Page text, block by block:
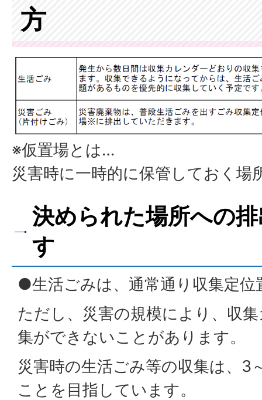
方
※仮置場とは…
災害時に一時的に保管しておく場
決められた場所への
す
●生活ごみは、通常通り収集定
ただし、災害の規模により、収
集ができないことがあります。
災害時の生活ごみ等の収集は、3
ことを目指しています。